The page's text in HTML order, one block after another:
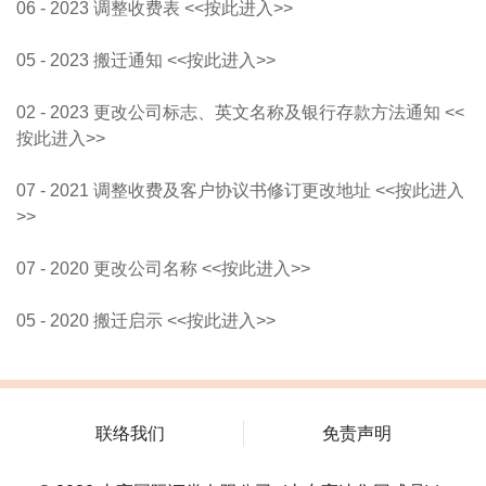
06 - 2023 调整收费表 <<按此进入>>
05 - 2023 搬迁通知 <<按此进入>>
02 - 2023 更改公司标志、英文名称及银行存款方法通知 <<
按此进入>>
07 - 2021 调整收费及客户协议书修订更改地址 <<按此进入
>>
07 - 2020 更改公司名称 <<按此进入>>
05 - 2020 搬迁启示 <<按此进入>>
联络我们 免责声明